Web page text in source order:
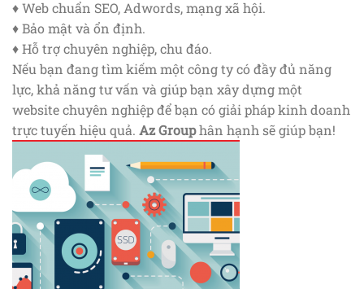
♦ Web chuẩn SEO, Adwords, mạng xã hội.
♦ Bảo mật và ổn định.
♦ Hỗ trợ chuyên nghiệp, chu đáo.
Nếu bạn đang tìm kiếm một công ty có đầy đủ năng
lực, khả năng tư vấn và giúp bạn xây dựng một
website chuyên nghiệp để bạn có giải pháp kinh doanh
trực tuyến hiệu quả. Az Grouphân hạnh sẽ giúp bạn!